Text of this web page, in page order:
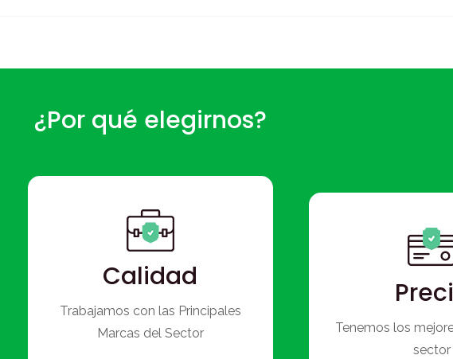
¿Por qué elegirnos?
Calidad
Trabajamos con las Principales
Marcas del Sector
Tenemos los
sector